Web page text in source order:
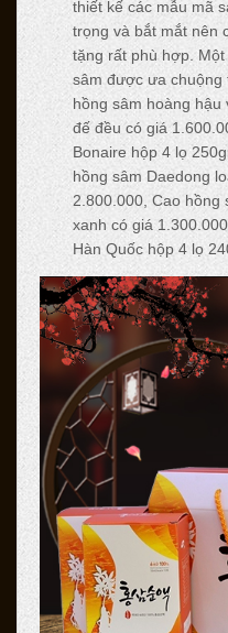
thiết kế các mẫu mã
trọng và bắt mắt nên
tặng rất phù hợp.
sâm được ưa
hồng sâm hoàng hậu
đế đều có giá
Bonaire hộp 4 lọ
hồng sâm Daedong
2.800.000, Cao hồng
xanh có giá
Hàn Quốc hộp 4 lọ